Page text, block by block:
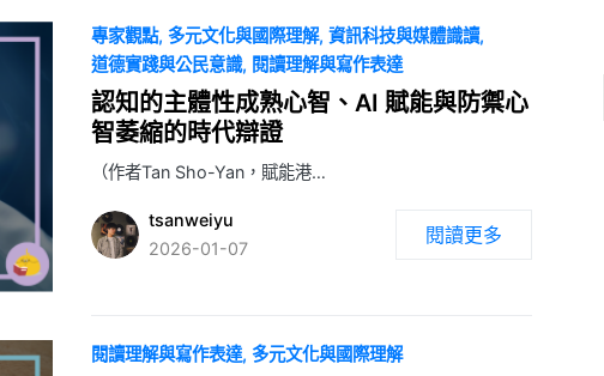
專家觀點 多元文化與國際理解 資訊科技與媒體識讀
道德實踐與公民意識 閱讀理解與寫作表達
認知的主體性成熟心智、AI 賦能與防禦心
智萎縮的時代辯證
（作者Tan Sho-Yan，賦能港…
tsanweiyu
2026-01-07
閱讀更多
閱讀理解與寫作表達 多元文化與國際理解